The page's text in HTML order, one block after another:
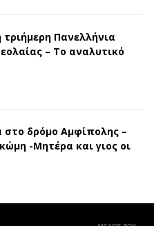
Πανελλήνια
– Το αναλυτικό
στο δρόμο Αμφίπολης –
-Μητέρα και γιος οι